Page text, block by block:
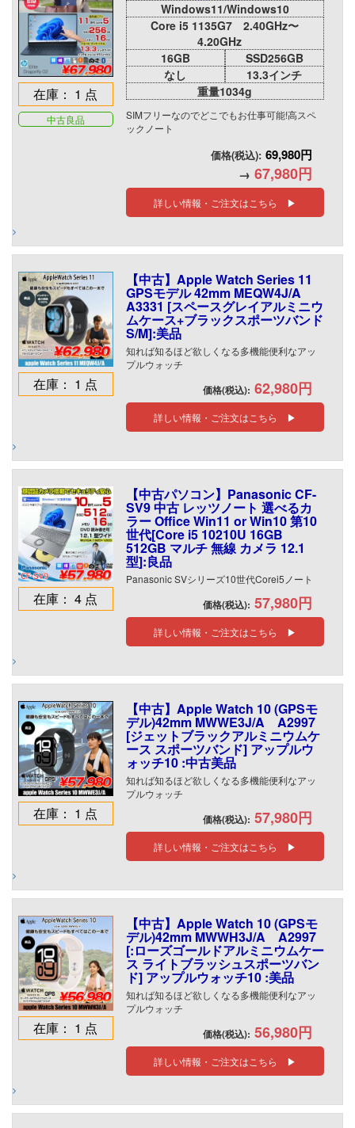
在庫： 1 点
中古良品
Windows11/Windows10
Core i5 1135G7 2.40GHz〜
4.20GHz
16GB
SSD256GB
なし
13.3インチ
重量1034g
SIMフリーなのでどこでもお仕事可能!高スペ
ックノート
価格(税込): 69,980円
→ 67,980円
詳しい情報・ご注文はこちら ▶
在庫： 1 点
【中古】Apple Watch Series 11
GPSモデル 42mm MEQW4J/A
A3331 [スペースグレイアルミニウ
ムケース+ブラックスポーツバンド
S/M]:美品
知れば知るほど欲しくなる多機能便利なアッ
プルウォッチ
価格(税込): 62,980円
詳しい情報・ご注文はこちら ▶
在庫： 4 点
【中古パソコン】Panasonic CF-
SV9 中古 レッツノート 選べるカ
ラー Office Win11 or Win10 第10
世代[Core i5 10210U 16GB
512GB マルチ 無線 カメラ 12.1
型]:良品
Panasonic SVシリーズ10世代Corei5ノート
価格(税込): 57,980円
詳しい情報・ご注文はこちら ▶
在庫： 1 点
【中古】Apple Watch 10 (GPSモ
デル)42mm MWWE3J/A A2997
[ジェットブラックアルミニウムケ
ース スポーツバンド] アップルウ
ォッチ10 :中古美品
知れば知るほど欲しくなる多機能便利なアッ
プルウォッチ
価格(税込): 57,980円
詳しい情報・ご注文はこちら ▶
在庫： 1 点
【中古】Apple Watch 10 (GPSモ
デル)42mm MWWH3J/A A2997
[:ローズゴールドアルミニウムケー
ス ライトブラッシュスポーツバン
ド] アップルウォッチ10 :美品
知れば知るほど欲しくなる多機能便利なアッ
プルウォッチ
価格(税込): 56,980円
詳しい情報・ご注文はこちら ▶